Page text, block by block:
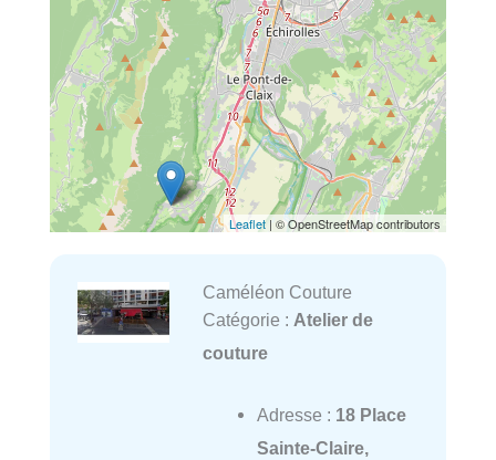
Leaflet| © OpenStreetMap contributors
Caméléon Couture
Catégorie : Atelier de
couture
Adresse : 18 Place
Sainte-Claire,